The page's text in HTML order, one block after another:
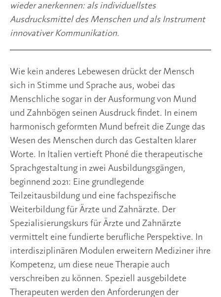
wieder anerkennen: als individuellstes
Ausdrucksmittel des Menschen und als Instrument
innovativer Kommunikation.
Wie kein anderes Lebewesen drückt der Mensch
sich in Stimme und Sprache aus, wobei das
Menschliche sogar in der Ausformung von Mund
und Zahnbögen seinen Ausdruck findet. In einem
harmonisch geformten Mund befreit die Zunge das
Wesen des Menschen durch das Gestalten klarer
Worte. In Italien vertieft Phoné die therapeutische
Sprachgestaltung in zwei Ausbildungsgängen,
beginnend 2021: Eine grundlegende
Teilzeitausbildung und eine fachspezifische
Weiterbildung für Ärzte und Zahnärzte. Der
Spezialisierungskurs für Ärzte und Zahnärzte
vermittelt eine fundierte berufliche Perspektive. In
interdisziplinären Modulen erweitern Mediziner ihre
Kompetenz, um diese neue Therapie auch
verschreiben zu können. Speziell ausgebildete
Therapeuten werden den Anforderungen der